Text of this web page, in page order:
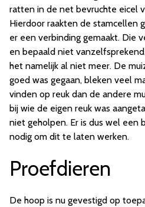
ratten in de net bevruchte eicel
Hierdoor raakten de stamcellen
er een verbinding gemaakt. Die
en bepaald niet
het namelijk al niet meer. De
goed was gegaan, bleken veel
vinden op reuk dan de andere
bij wie de eigen reuk was
niet geholpen. Er is dus wel een
nodig om dit te laten werken.
Proefdieren
De hoop is nu gevestigd op